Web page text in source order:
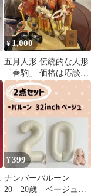
¥1,000
五月人形 伝統的な人形
「春駒」 価格は応談で
す。お気軽にコメント
ください 美品
¥399
ナンバーバルーン
20 20歳 ベージュ